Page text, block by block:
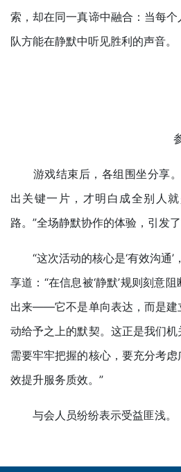
索，却在同一真谛中融合：当每
队方能在静默中听见胜利的声音。
参与者共同分
游戏结束后，各组围坐分享。
出关键一片，才明白成全别人
路。”全场静默协作的体验，引发了
“这次活动的核心是‘有效沟通’
享道：“在信息被‘静默’规则刻意
出来——它不是单向表达，而是建
动给予之上的默契。这正是我们
需要牢牢把握的核心，要充分考
效提升服务质效。”
与会人员纷纷表示受益匪浅。